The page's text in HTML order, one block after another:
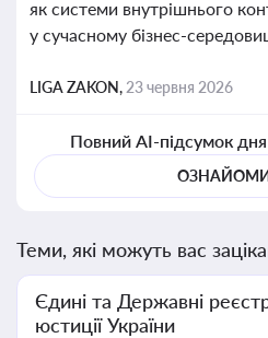
як системи внутрішнього
у сучасному бізнес-
LIGA ZAKON, 23 червня 2026
Повний AI-підсумок
Теми, які можуть вас
Єдині та Державні
юстиції України